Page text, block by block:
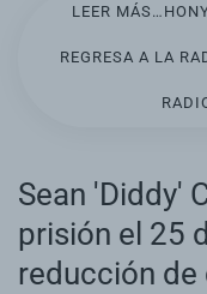
LEER
REGRESA A LA
Sean 'Diddy'
prisión el 25
reducción de